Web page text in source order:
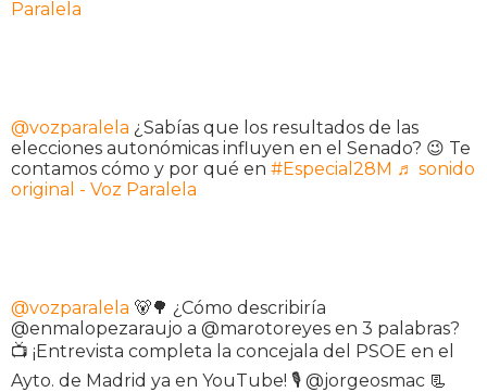
Paralela
@vozparalela ¿Sabías que los resultados de las
elecciones autonómicas influyen en el Senado? 😉 Te
contamos cómo y por qué en #Especial28M ♬ sonido
original - Voz Paralela
@vozparalela 🐻🌳 ¿Cómo describiría
@enmalopezaraujo a @marotoreyes en 3 palabras?
📺 ¡Entrevista completa la concejala del PSOE en el
Ayto. de Madrid ya en YouTube! 🎙️ @jorgeosmac 📃